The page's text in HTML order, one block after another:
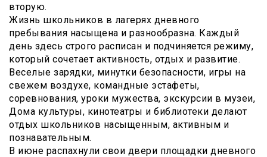
вторую.
Жизнь школьников в лагерях дневного
пребывания насыщена и разнообразна. Каждый
день здесь строго расписан и подчиняется режиму,
который сочетает активность, отдых и развитие.
Веселые зарядки, минутки безопасности, игры на
свежем воздухе, командные эстафеты,
соревнования, уроки мужества, экскурсии в музеи,
Дома культуры, кинотеатры и библиотеки делают
отдых школьников насыщенным, активным и
познавательным.
В июне распахнули свои двери площадки дневного